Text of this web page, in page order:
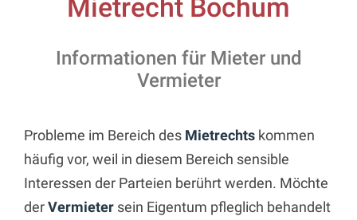
Mietrecht Bochum
Informationen für Mieter und
Vermieter
Probleme im Bereich des Mietrechts kommen
häufig vor, weil in diesem Bereich sensible
Interessen der Parteien berührt werden. Möchte
derVermieter sein Eigentum pfleglich behandelt